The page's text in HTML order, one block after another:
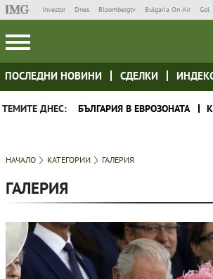
Investor Dnes Bloombergtv Bulgaria On Air Gol
ПОСЛЕДНИ НОВИНИ СДЕЛКИ
ТЕМИТЕ ДНЕС: БЪЛГАРИЯ В ЕВРОЗОНАТА
НАЧАЛО КАТЕГОРИИ ГАЛЕРИЯ
ГАЛЕРИЯ